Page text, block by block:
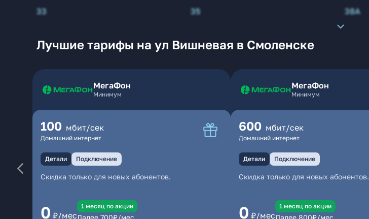
33
35 38А
Лучшие тарифы на ул Вишневая в Смоленске
МегаФон
Минимум
100 мбит/сек
Домашний интернет
Детали Подключение
Скидка только для новых абонентов.
0 ₽/мес
1 месяц по акции
Далее 700₽/мес
МегаФон
Минимум
600 мбит/сек
Домашний интернет
Детали Подключение
Скидка только для новых абонентов.
0 ₽/мес
1 месяц по акции
Далее 800₽/мес